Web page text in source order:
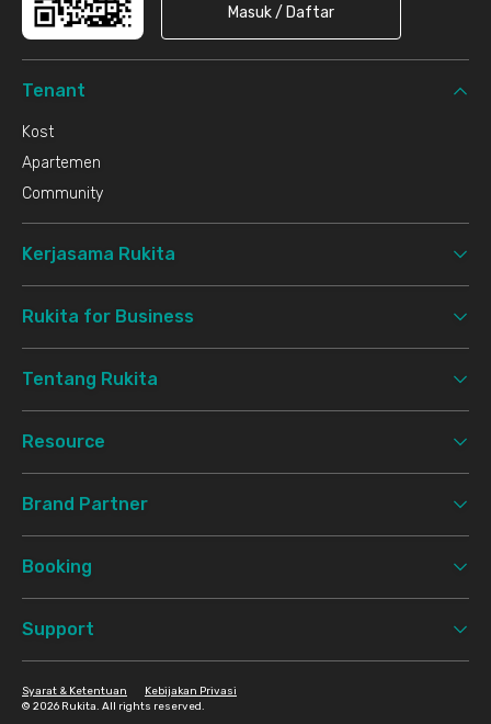
Masuk / Daftar
Tenant
Kost
Apartemen
Community
Kerjasama Rukita
Rukita for Business
Tentang Rukita
Resource
Brand Partner
Booking
Support
© 2026 Rukita. All rights reserved.
Syarat & Ketentuan Kebijakan Privasi